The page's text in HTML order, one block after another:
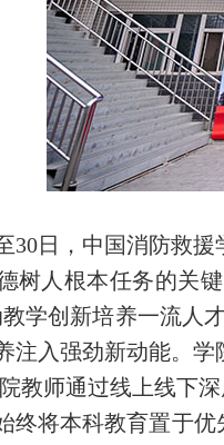
30日，中国消防救
树人根本任务的关
学创新培养一流人
注入强劲新动能。
教师通过线上线下
终将本科教育置于